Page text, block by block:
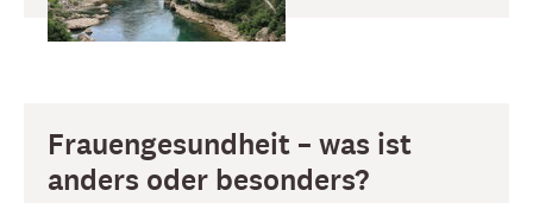
Frauengesundheit – was ist
anders oder besonders?